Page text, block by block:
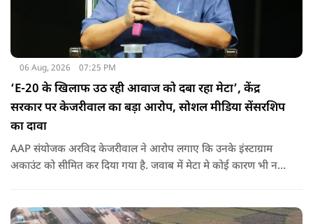
06 Aug, 2026 07:25 PM
‘E-20 के खिलाफ उठ रही आवाज को दबा रहा मेटा’, केंद्र
सरकार पर केजरीवाल का बड़ा आरोप, सोशल मीडिया सेंसरशिप
का दावा
AAP संयोजक अरविद केजरीवाल ने आरोप लगाए कि उनके इंस्टाग्राम
अकाउंट को सीमित कर दिया गया है. जवाब में मेटा मे कोई कारण भी नहीं